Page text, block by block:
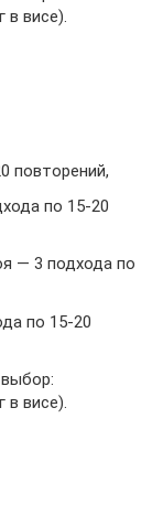
в висе).
повторений,
по 15-20
— 3 подхода по
по 15-20
в висе).